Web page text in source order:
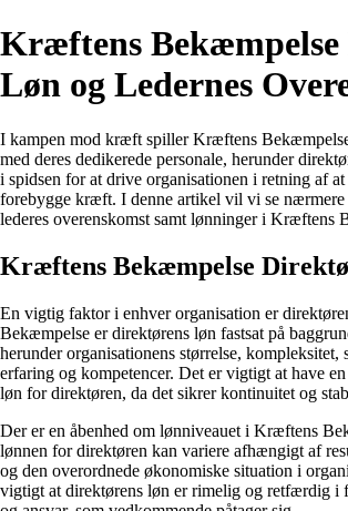
Kræftens
Løn og Ledernes
I kampen mod kræft spiller Kræftens
med deres dedikerede personale, herunder
i spidsen for at drive organisationen i retning af
forebygge kræft. I denne artikel vil vi se nærmere
lederes overenskomst samt lønninger i Kræftens
Kræftens Bekæmpelse
En vigtig faktor i enhver organisation er
Bekæmpelse er direktørens løn fastsat på
herunder organisationens størrelse, kompleksitet,
erfaring og kompetencer. Det er vigtigt at have
løn for direktøren, da det sikrer kontinuitet og
Der er en åbenhed om lønniveauet i Kræftens
lønnen for direktøren kan variere afhængigt af
og den overordnede økonomiske situation i
vigtigt at direktørens løn er rimelig og retfærdig i